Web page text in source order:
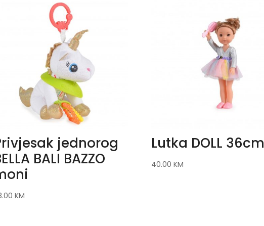
jednorog
BALI BAZZO
KM
Lutka DOLL 36cm
40.00 KM